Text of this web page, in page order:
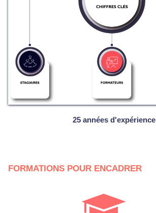
25 années d'expérience
FORMATIONS POUR ENCADRER